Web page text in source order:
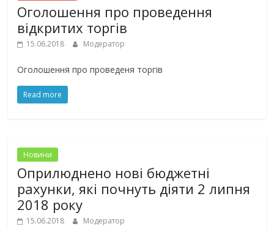
Оголошення про проведення
відкритих торгів
15.06.2018 Модератор
Оголошення про проведеня торгів
Read more
Новини
Оприлюднено нові бюджетні
рахунки, які почнуть діяти 2 липня
2018 року
15.06.2018 Модератор